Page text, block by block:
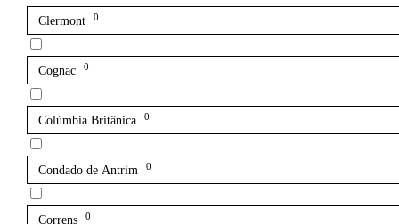
Clermont 0
Cognac 0
Colúmbia Britânica 0
Condado de Antrim 0
Correns 0